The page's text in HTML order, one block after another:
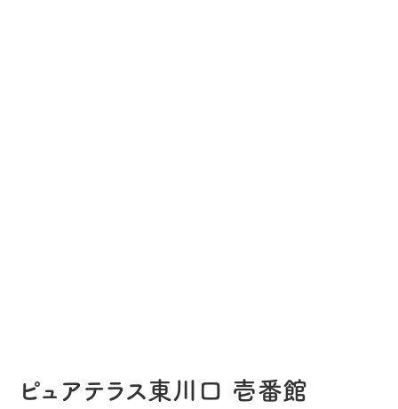
ピュアテラス東川口 壱番館